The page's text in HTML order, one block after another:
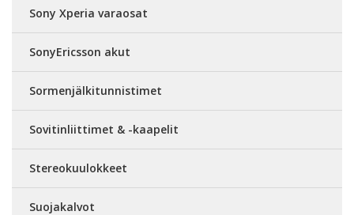
Sony Xperia varaosat
SonyEricsson akut
Sormenjälkitunnistimet
Sovitinliittimet & -kaapelit
Stereokuulokkeet
Suojakalvot